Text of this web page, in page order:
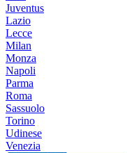
Juventus
Lazio
Lecce
Milan
Monza
Napoli
Parma
Roma
Sassuolo
Torino
Udinese
Venezia